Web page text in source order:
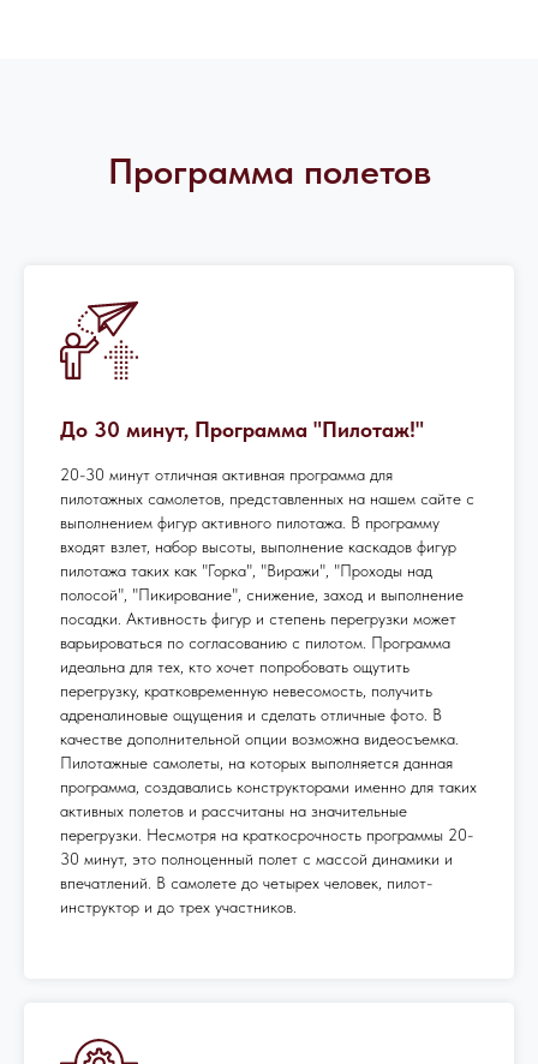
Программа полетов
До 30 минут, Программа "Пилотаж!"
20-30 минут отличная активная программа для
пилотажных самолетов, представленных на нашем сайте с
выполнением фигур активного пилотажа. В программу
входят взлет, набор высоты, выполнение каскадов фигур
пилотажа таких как "Горка", "Виражи", "Проходы над
полосой", "Пикирование", снижение, заход и выполнение
посадки. Активность фигур и степень перегрузки может
варьироваться по согласованию с пилотом. Программа
идеальна для тех, кто хочет попробовать ощутить
перегрузку, кратковременную невесомость, получить
адреналиновые ощущения и сделать отличные фото. В
качестве дополнительной опции возможна видеосъемка.
Пилотажные самолеты, на которых выполняется данная
программа, создавались конструкторами именно для таких
активных полетов и рассчитаны на значительные
перегрузки. Несмотря на краткосрочность программы 20-
30 минут, это полноценный полет с массой динамики и
впечатлений. В самолете до четырех человек, пилот-
инструктор и до трех участников.